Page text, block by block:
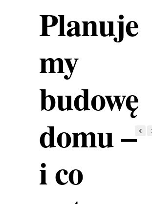
Planuje
my
budowę
domu –
i co